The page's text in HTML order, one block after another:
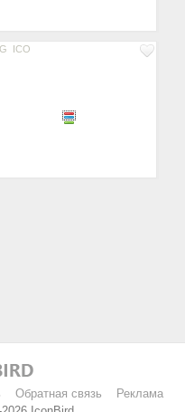
ICO
Обратная связь
Реклама